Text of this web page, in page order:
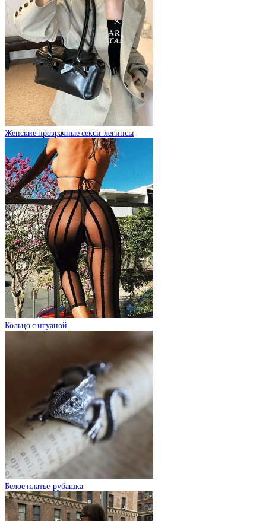
Женские прозрачные секси-легинсы
Кольцо с игуаной
Белое платье-рубашка